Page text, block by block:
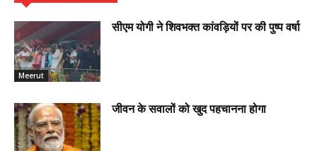
Meerut
सीएम योगी ने शिवभक्त कांवड़ियों पर की पुष्प वर्षा
जीवन के सवालों को खुद पहचानना होगा